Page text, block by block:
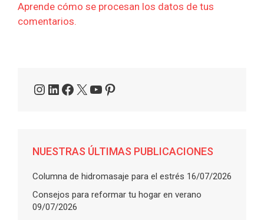
Aprende cómo se procesan los datos de tus
comentarios.
Instagram
LinkedIn
Facebook
X YouTube
Pinterest
NUESTRAS ÚLTIMAS PUBLICACIONES
Columna de hidromasaje para el estrés 16/07/2026
Consejos para reformar tu hogar en verano
09/07/2026